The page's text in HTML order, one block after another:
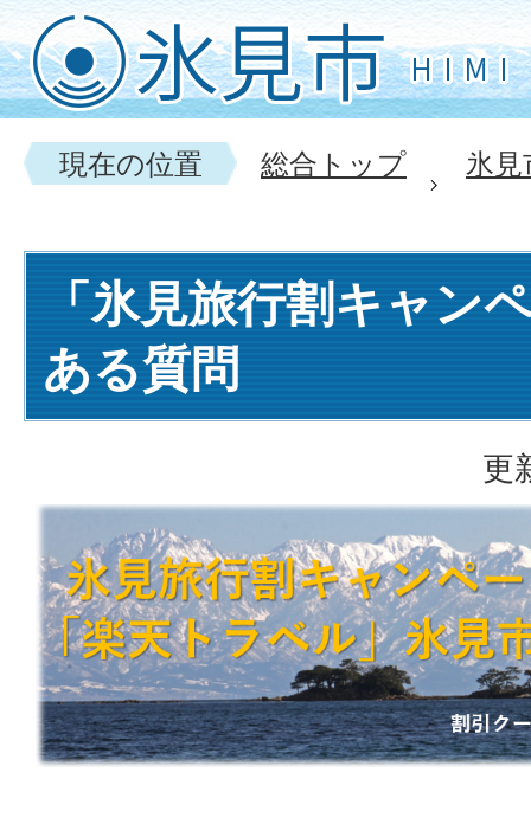
現在の位置 総合トップ 氷
「氷見旅行割キャン
ある質問
更